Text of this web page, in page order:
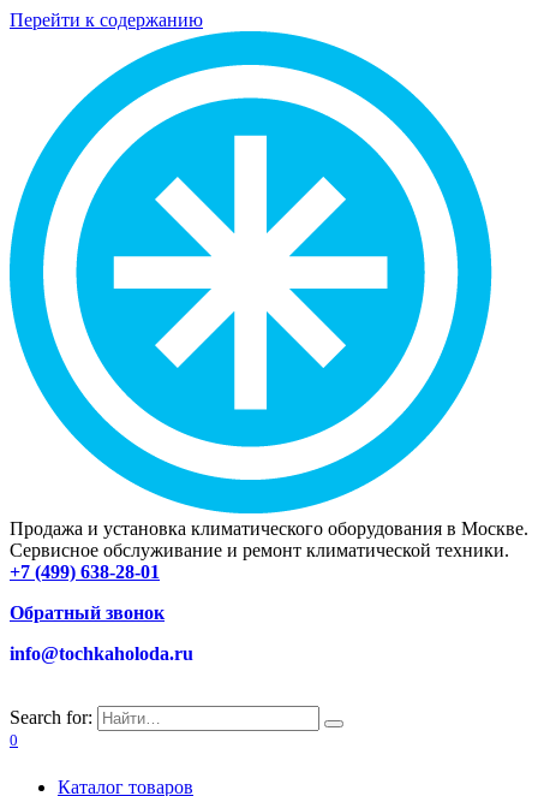
Перейти к содержанию
Продажа и установка климатического оборудования в Москве.
Сервисное обслуживание и ремонт климатической техники.
+7 (499) 638-28-01
Обратный звонок
info@tochkaholoda.ru
Search for:
0
Каталог товаров